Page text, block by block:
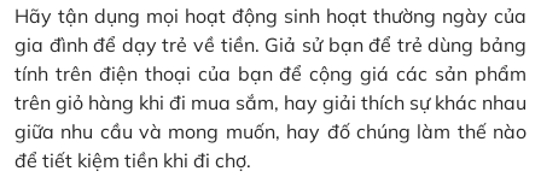
Hãy tận dụng mọi hoạt động sinh hoạt thường ngày của
gia đình để dạy trẻ về tiền. Giả sử bạn để trẻ dùng bảng
tính trên điện thoại của bạn để cộng giá các sản phẩm
trên giỏ hàng khi đi mua sắm, hay giải thích sự khác nhau
giữa nhu cầu và mong muốn, hay đố chúng làm thế nào
để tiết kiệm tiền khi đi chợ.